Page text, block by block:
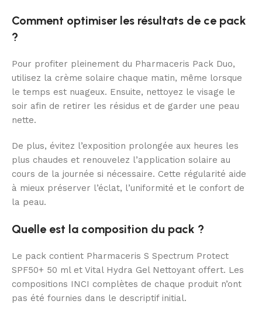
Comment optimiser les résultats de ce pack
?
Pour profiter pleinement du Pharmaceris Pack Duo,
utilisez la crème solaire chaque matin, même lorsque
le temps est nuageux. Ensuite, nettoyez le visage le
soir afin de retirer les résidus et de garder une peau
nette.
De plus, évitez l’exposition prolongée aux heures les
plus chaudes et renouvelez l’application solaire au
cours de la journée si nécessaire. Cette régularité aide
à mieux préserver l’éclat, l’uniformité et le confort de
la peau.
Quelle est la composition du pack ?
Le pack contient Pharmaceris S Spectrum Protect
SPF50+ 50 ml et Vital Hydra Gel Nettoyant offert. Les
compositions INCI complètes de chaque produit n’ont
pas été fournies dans le descriptif initial.